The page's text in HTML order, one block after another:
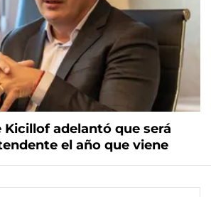
adelantó que será
el año que viene